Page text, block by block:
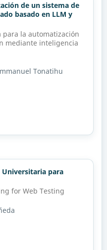
de un sistema de
basado en LLM y
la automatización
mediante inteligencia
Tonatihu
Universitaria para
for Web Testing